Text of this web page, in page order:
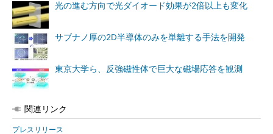
光の進む方向で光ダイオード効果が2倍以上も変化
サブナノ厚の2D半導体のみを単離する手法を開発
東京大学ら、反強磁性体で巨大な磁場応答を観測
関連リンク
プレスリリース